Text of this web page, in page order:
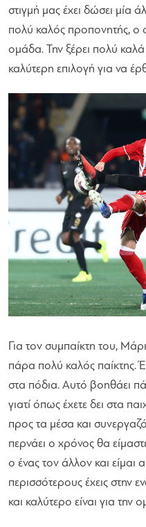
στιγμή μας έχει δώσει μία
πολύ καλός προπονητής, ο
ομάδα. Την ξέρει πολύ καλά
καλύτερη επιλογή για να
Για τον συμπαίκτη του,
πάρα πολύ καλός παίκτης.
στα πόδια. Αυτό βοηθάει
γιατί όπως έχετε δει στα
προς τα μέσα και
περνάει ο χρόνος θα
ο ένας τον άλλον και
περισσότερους έχεις στην
και καλύτερο είναι για την